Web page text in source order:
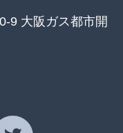
9 大阪ガス都市開